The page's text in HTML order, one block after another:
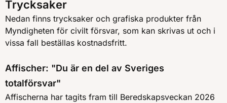
Trycksaker
Nedan finns trycksaker och grafiska produkter från
Myndigheten för civilt försvar, som kan skrivas ut och i
vissa fall beställas kostnadsfritt.
Affischer: "Du är en del av Sveriges
totalförsvar"
Affischerna har tagits fram till Beredskapsveckan 2026